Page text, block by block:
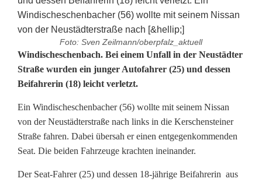
Foto: Sven Zeilmann/oberpfalz_aktuell
Z
w
e
i
V
e
Windischeschenbach. Bei einem Unfall in der Neustädter
Straße wurden ein junger Autofahrer (25) und dessen
Beifahrerin (18) leicht verletzt.
Ein Windischeschenbacher (56) wollte mit seinem Nissan
von der Neustädterstraße nach links in die Kerschensteiner
Straße fahren. Dabei übersah er einen entgegenkommenden
Seat. Die beiden Fahrzeuge krachten ineinander.
Der Seat-Fahrer (25) und dessen 18-jährige Beifahrerin aus